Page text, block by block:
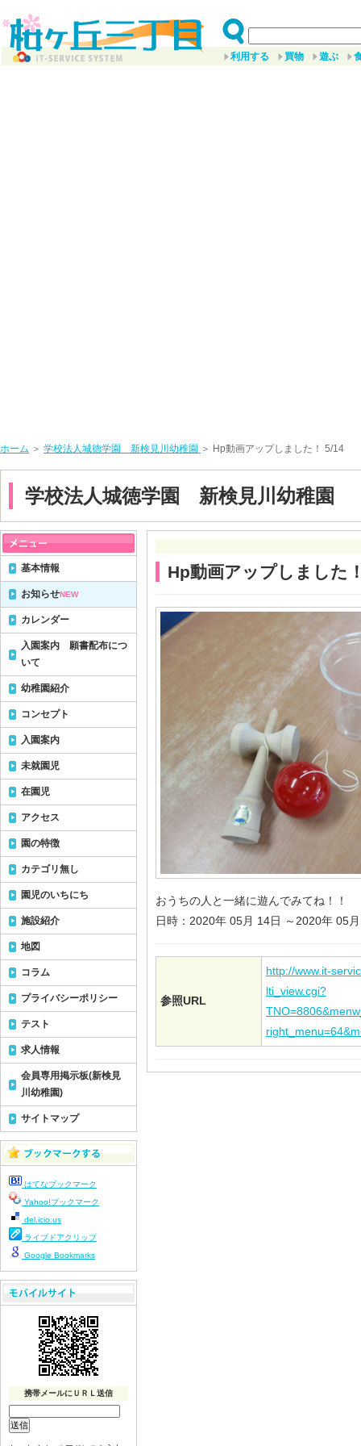
利用する 買物 遊ぶ
ホーム ＞ 学校法人城徳学園 新検見川幼稚園 ＞ Hp動画アップしました！ 5/14
学校法人城徳学園 新検見川幼稚園
Hp動画アップしました
おうちの人と一緒に遊んでみてね！！
日時：2020年 05月 14日 ～2020年 05
参照URL
http://www.it-
lti_view.cgi?
基本情報
お知らせNEW
カレンダー
入園案内 願書配布につ
いて
幼稚園紹介
コンセプト
入園案内
未就園児
在園児
アクセス
園の特徴
カテゴリ無し
園児のいちにち
施設紹介
地図
コラム
プライバシーポリシー
テスト
求人情報
会員専用掲示板(新検見
川幼稚園)
サイトマップ
はてなブックマーク
Yahoo!ブックマーク
del.icio.us
ライブドアクリップ
Google Bookmarks
携帯メールにＵＲＬ送信